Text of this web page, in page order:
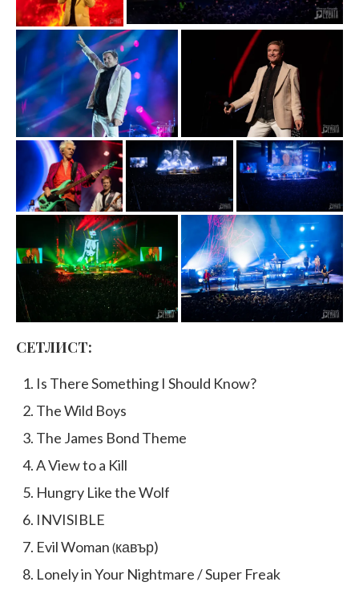
СЕТЛИСТ:
Is There Something I Should Know?
The Wild Boys
The James Bond Theme
A View to a Kill
Hungry Like the Wolf
INVISIBLE
Evil Woman (кавър)
Lonely in Your Nightmare / Super Freak